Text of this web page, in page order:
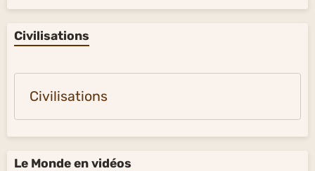
Civilisations
Civilisations
Le Monde en vidéos